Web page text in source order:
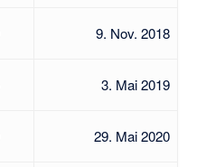
9. Nov. 2018
3. Mai 2019
29. Mai 2020